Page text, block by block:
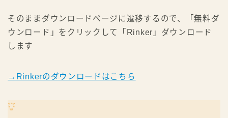
そのままダウンロードページに遷移するので、「無料ダ
ウンロード」をクリックして「Rinker」ダウンロード
します
→Rinkerのダウンロードはこちら